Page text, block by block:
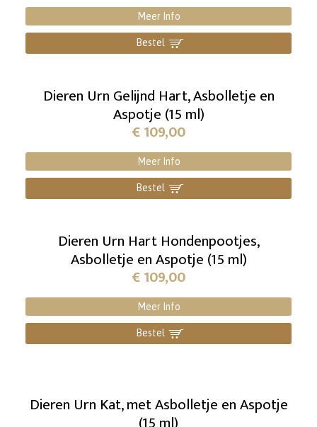
Meer Info
Bestel ]
Dieren Urn Gelijnd Hart, Asbolletje en
Aspotje (15 ml)
€109,00
Meer Info
Bestel ]
Dieren Urn Hart Hondenpootjes,
Asbolletje en Aspotje (15 ml)
€109,00
Meer Info
Bestel ]
Dieren Urn Kat, met Asbolletje en Aspotje